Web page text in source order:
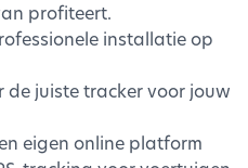
profiteert.
installatie op
de juiste tracker voor jouw
eigen online platform